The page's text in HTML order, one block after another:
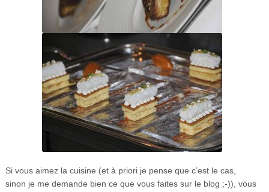
Si vous aimez la cuisine (et à priori je pense que c’est le cas,
sinon je me demande bien ce que vous faites sur le blog ;-)), vous